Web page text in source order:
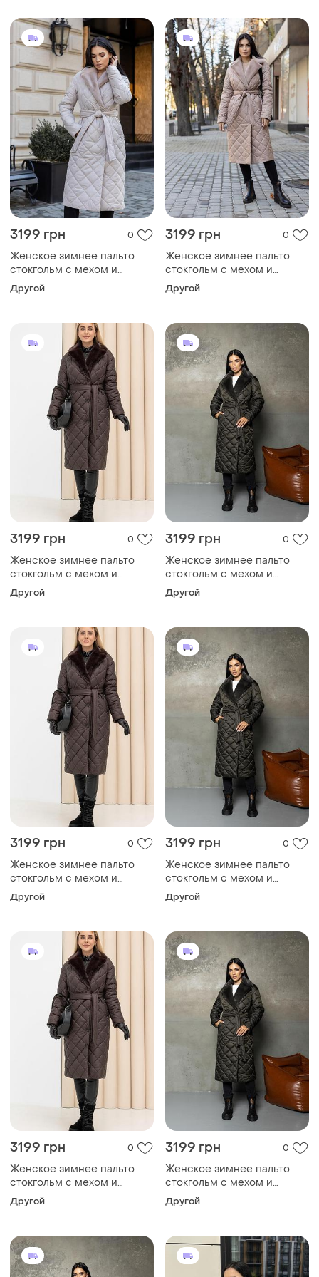
какао 42, xxl
серое 42, s
3199 грн 0
Женское зимнее пальто
стокгольм с мехом и
поясом утепленное,
стильное стеганое пальто
латте 42, xl
Другой
3199 грн 0
Женское зимнее пальто
стокгольм с мехом и
поясом утепленное,
стильное стеганое пальто
какао 42, xl
Другой
3199 грн 0
Женское зимнее пальто
стокгольм с мехом и
поясом утепленное,
стильное стеганое пальто
шоколад 42, 5xl
Другой
3199 грн 0
Женское зимнее пальто
стокгольм с мехом и
поясом утепленное,
стильное стеганое пальто
малахитовое 42, xl
Другой
3199 грн 0
Женское зимнее пальто
стокгольм с мехом и
поясом утепленное,
стильное стеганое пальто
шоколад 42, xxxl
Другой
3199 грн 0
Женское зимнее пальто
стокгольм с мехом и
поясом утепленное,
стильное стеганое пальто
малахитовое 42, s
Другой
3199 грн 0
Женское зимнее пальто
стокгольм с мехом и
поясом утепленное,
стильное стеганое пальто
шоколад 42, m
Другой
3199 грн 0
Женское зимнее пальто
стокгольм с мехом и
поясом утепленное,
стильное стеганое пальто
малахитовое 42, m
Другой